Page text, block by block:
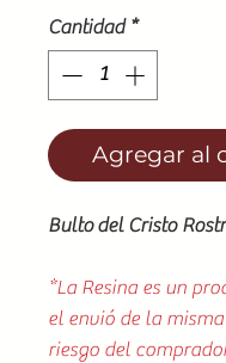
Cantidad *
Agregar al
Bulto del Cristo
*La Resina es un
el envió de la
riesgo del